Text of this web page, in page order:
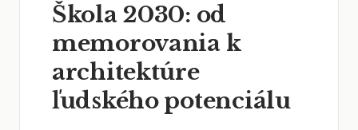
Škola 2030: od
memorovania k
architektúre
ľudského potenciálu